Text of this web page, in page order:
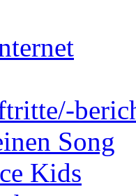
Song
Kids